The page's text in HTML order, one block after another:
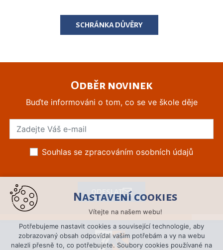
SCHRÁNKA DŮVĚRY
Odběr novinek
Buďte informováni o tom, co se ve škole děje
Souhlas se zpracováním osobních údajů
Nastavení cookies
Vítejte na našem webu!
Potřebujeme nastavit cookies a související technologie, aby
zobrazovaný obsah odpovídal vašim potřebám a vy na webu
nalezli přesně to, co potřebujete. Soubory cookies používané na